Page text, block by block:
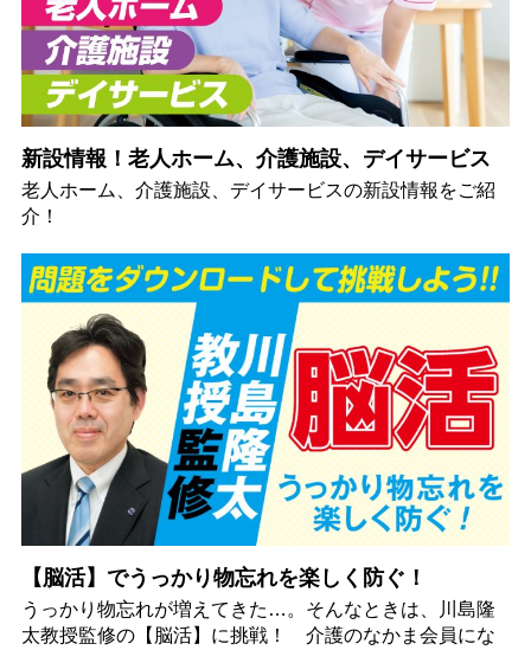
新設情報！老人ホーム、介護施設、デイサービス
老人ホーム、介護施設、デイサービスの新設情報をご紹
介！
【脳活】でうっかり物忘れを楽しく防ぐ！
うっかり物忘れが増えてきた…。そんなときは、川島隆
太教授監修の【脳活】に挑戦！ 介護のなかま会員にな